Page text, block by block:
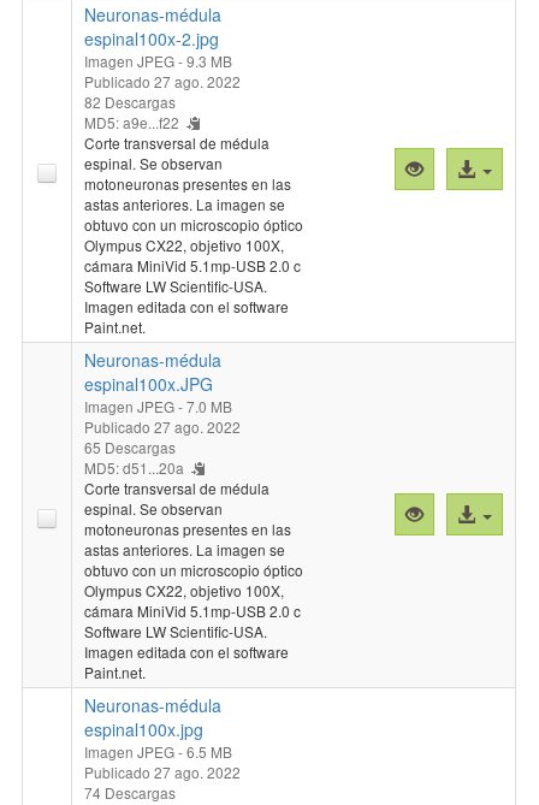
Neuronas-médula
espinal100x-2.jpg
Imagen JPEG- 9.3 MB
Publicado 27 ago. 2022
82 Descargas
MD5: a9e...f22
Corte transversal de médula
espinal. Se observan
motoneuronas presentes en las
astas anteriores. La imagen se
obtuvo con un microscopio óptico
Olympus CX22, objetivo 100X,
cámara MiniVid 5.1mp-USB 2.0 c
Software LW Scientific-USA.
Imagen editada con el software
Paint.net.
Vista
previa
Acceso
al
Neuronas-médula
espinal100x.JPG
Imagen JPEG- 7.0 MB
Publicado 27 ago. 2022
65 Descargas
MD5: d51...20a
Corte transversal de médula
espinal. Se observan
motoneuronas presentes en las
astas anteriores. La imagen se
obtuvo con un microscopio óptico
Olympus CX22, objetivo 100X,
cámara MiniVid 5.1mp-USB 2.0 c
Software LW Scientific-USA.
Imagen editada con el software
Paint.net.
Vista
previa
Acceso
al
Neuronas-médula
espinal100x.jpg
Imagen JPEG- 6.5 MB
Publicado 27 ago. 2022
74 Descargas